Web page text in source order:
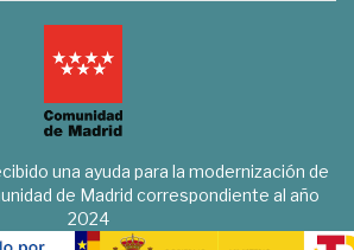
una ayuda para la modernización de
de Madrid correspondiente al año
2024